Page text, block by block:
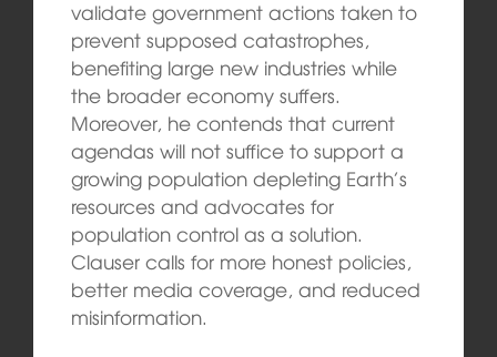
validate government actions taken to
prevent supposed catastrophes,
benefiting large new industries while
the broader economy suffers.
Moreover, he contends that current
agendas will not suffice to support a
growing population depleting Earth’s
resources and advocates for
population control as a solution.
Clauser calls for more honest policies,
better media coverage, and reduced
misinformation.